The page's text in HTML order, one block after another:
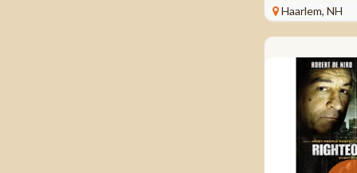
Willems Sacha
Anna Drijver Yfke
Reinout
Haarlem, NH